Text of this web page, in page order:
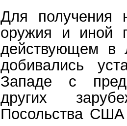
Для получения
оружия и иной
действующем в
добивались
Западе с
других
Посольства